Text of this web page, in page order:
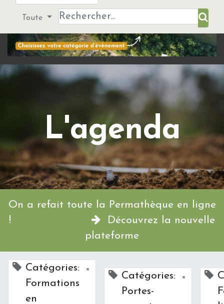
Toute
L'agenda
On a refait toute la Permathèque en ligne
!
Découvrez la nouvelle
plateforme
Catégories:
Formations
en
×
Catégories:
Portes-
×